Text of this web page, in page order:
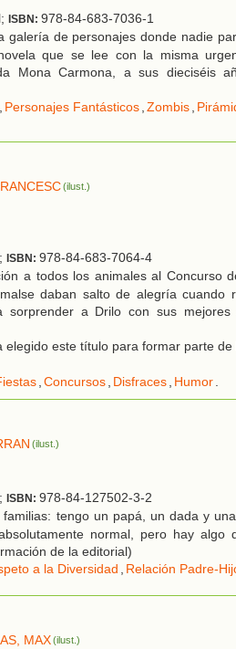
ISBN: 978-84-683-7036-1
galería de personajes donde nadie
que se lee con la misma
Mona Carmona, a sus dieciséis
, Personajes Fantásticos,Zombis,
(ilust.)
ISBN: 978-84-683-7064-4
a todos los animales al Concurso
daban salto de alegría cuando
a Drilo con sus mejores
este título para formar parte de
,Concursos, Disfraces, Humor.
(ilust.)
ISBN: 978-84-127502-3-2
tengo un papá, un dada y
normal, pero hay algo
de la editorial)
a la Diversidad , Relación Padre-
MAX(ilust.)